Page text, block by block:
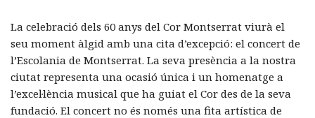
La celebració dels 60 anys del Cor Montserrat viurà el
seu moment àlgid amb una cita d’excepció: el concert de
l’Escolania de Montserrat. La seva presència a la nostra
ciutat representa una ocasió única i un homenatge a
l’exceŀlència musical que ha guiat el Cor des de la seva
fundació. El concert no és només una fita artística de